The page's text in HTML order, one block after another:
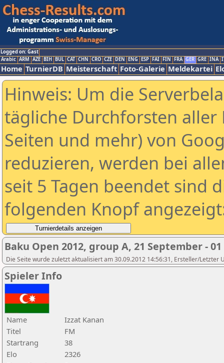
Logged on: Gast
Arabic ARM AZE BIH BUL CAT CHN CRO CZE DEN ENG ESP FAI FIN FRA GER GRE INA
Home TurnierDB Meisterschaft Foto-Galerie Meldekartei
Hinweis: Um die
tägliche Durchforsten aller
Seiten und mehr) von
reduzieren, werden bei
seit 5 Tagen beendet sind
folgenden Knopf
Baku Open 2012, group A, 21 September -
Die Seite wurde zuletzt aktualisiert am 30.09.2012 14:56:31, Ersteller/Letzter
Spieler Info
Name
Izzat Kanan
Titel
FM
Startrang
38
Elo
2326